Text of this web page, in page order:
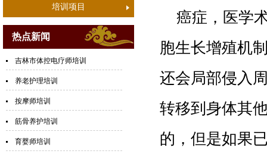
培训项目
热点新闻
吉林市体控电疗师培训
养老护理培训
按摩师培训
筋骨养护培训
育婴师培训
癌症，医学
胞生长增殖机
还会局部侵入
转移到身体其
的，但是如果